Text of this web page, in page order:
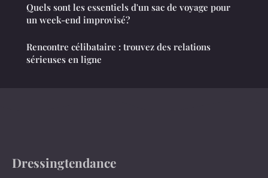
Quels sont les essentiels d'un sac de voyage pour
un week-end improvisé?
Rencontre célibataire : trouvez des relations
sérieuses en ligne
Dressingtendance